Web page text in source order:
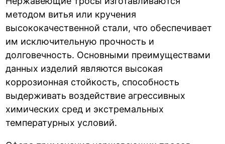
методом витья или кручения
высококачественной стали, что обеспечивает
им исключительную прочность и
долговечность. Основными преимуществами
данных изделий являются высокая
коррозионная стойкость, способность
выдерживать воздействие агрессивных
химических сред и экстремальных
температурных условий.